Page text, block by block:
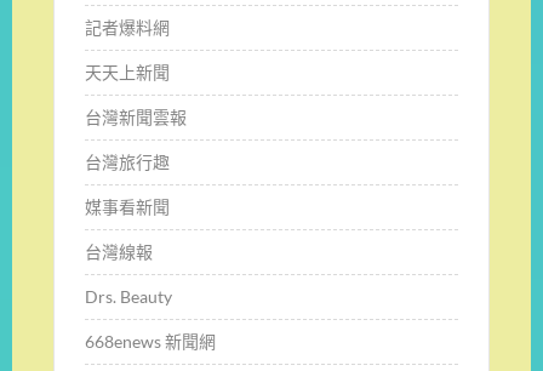
記者爆料網
天天上新聞
台灣新聞雲報
台灣旅行趣
媒事看新聞
台灣線報
Drs. Beauty
668enews 新聞網